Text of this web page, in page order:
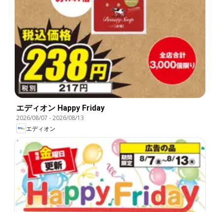
エディオン Happy Friday
2026/08/07 -2026/08/13
エディオン